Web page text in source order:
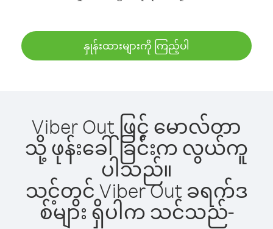
နှုန်းထားများကို ကြည့်ပါ
Viber Out ဖြင့် မောလ်တာ
သို့ ဖုန်းခေါ်ခြင်းက လွယ်ကူ
ပါသည်။
သင့်တွင် Viber Out ခရက်ဒ
စ်များ ရှိပါက သင်သည်-